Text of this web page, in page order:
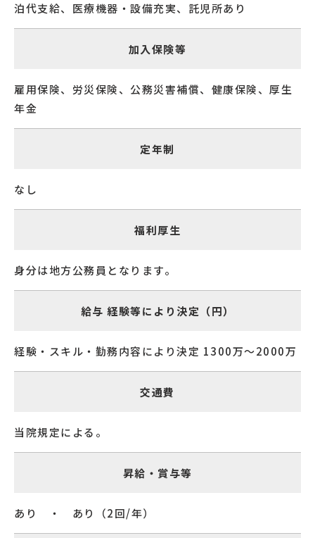
泊代支給、医療機器・設備充実、託児所あり
加入保険等
雇用保険、労災保険、公務災害補償、健康保険、厚生
年金
定年制
なし
福利厚生
身分は地方公務員となります。
給与 経験等により決定（円）
経験・スキル・勤務内容により決定 1300万～2000万
交通費
当院規定による。
昇給・賞与等
あり ・ あり（2回/年）